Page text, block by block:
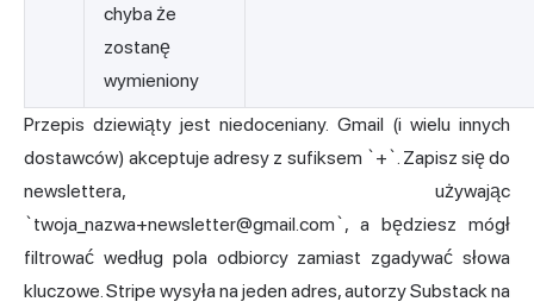
chyba że
zostanę
wymieniony
Przepis dziewiąty jest niedoceniany. Gmail (i wielu innych
dostawców) akceptuje adresy z sufiksem `+`. Zapisz się do
newslettera, używając
`twoja_nazwa+newsletter@gmail.com`, a będziesz mógł
filtrować według pola odbiorcy zamiast zgadywać słowa
kluczowe. Stripe wysyła na jeden adres, autorzy Substack na